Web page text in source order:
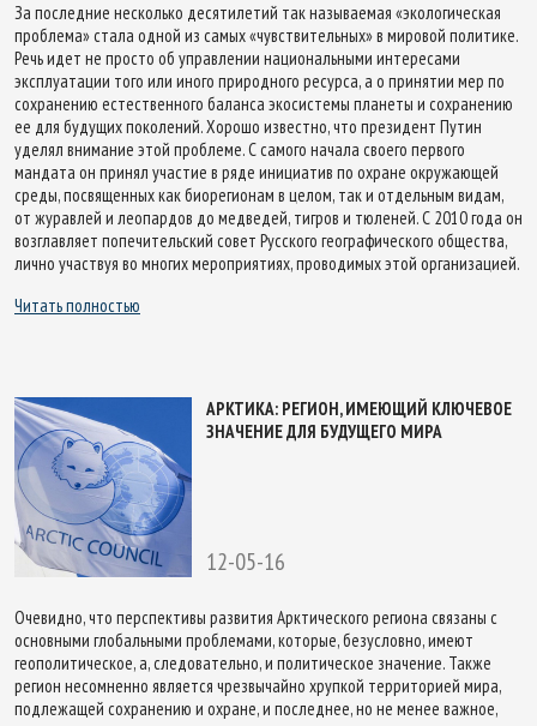
За последние несколько десятилетий так называемая «экологическая
проблема» стала одной из самых «чувствительных» в мировой политике.
Речь идет не просто об управлении национальными интересами
эксплуатации того или иного природного ресурса, а о принятии мер по
сохранению естественного баланса экосистемы планеты и сохранению
ее для будущих поколений. Хорошо известно, что президент Путин
уделял внимание этой проблеме. С самого начала своего первого
мандата он принял участие в ряде инициатив по охране окружающей
среды, посвященных как биорегионам в целом, так и отдельным видам,
от журавлей и леопардов до медведей, тигров и тюленей. С 2010 года он
возглавляет попечительский совет Русского географического общества,
лично участвуя во многих мероприятиях, проводимых этой организацией.
Читать полностью
АРКТИКА: РЕГИОН, ИМЕЮЩИЙ КЛЮЧЕВОЕ
ЗНАЧЕНИЕ ДЛЯ БУДУЩЕГО МИРА
12-05-16
Очевидно, что перспективы развития Арктического региона связаны с
основными глобальными проблемами, которые, безусловно, имеют
геополитическое, а, следовательно, и политическое значение. Также
регион несомненно является чрезвычайно хрупкой территорией мира,
подлежащей сохранению и охране, и последнее, но не менее важное,